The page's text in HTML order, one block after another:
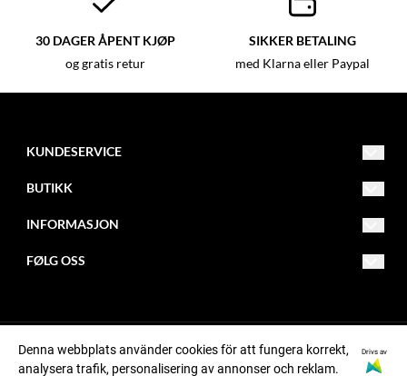
30 DAGER ÅPENT KJØP
og gratis retur
SIKKER BETALING
med Klarna eller Paypal
KUNDESERVICE
012 - 345 67 89
Adresse 123
123 45
BUTIKK
Logg inn
INFORMASJON
Nyhetsbrev
Om informasjonskapsler
FØLG OSS
Instagram
Pinterest© Opphavsrettsselskap, org.nummer xxxxxx-xxxx
Denna webbplats använder cookies för att fungera korrekt,
analysera trafik, personalisering av annonser och reklam.
Drivs av